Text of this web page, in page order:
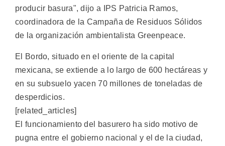
producir basura", dijo a IPS Patricia Ramos,
coordinadora de la Campaña de Residuos Sólidos
de la organización ambientalista Greenpeace.
El Bordo, situado en el oriente de la capital
mexicana, se extiende a lo largo de 600 hectáreas y
en su subsuelo yacen 70 millones de toneladas de
desperdicios.
[related_articles]
El funcionamiento del basurero ha sido motivo de
pugna entre el gobierno nacional y el de la ciudad,